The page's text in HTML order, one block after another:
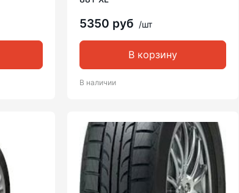
5350 руб /шт
В корзину
В наличии